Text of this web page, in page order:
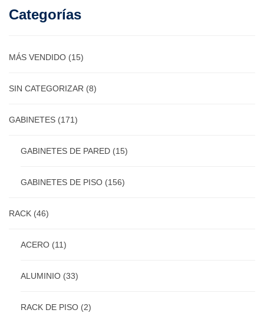
Categorías
MÁS VENDIDO (15)
SIN CATEGORIZAR (8)
GABINETES (171)
GABINETES DE PARED (15)
GABINETES DE PISO (156)
RACK (46)
ACERO (11)
ALUMINIO (33)
RACK DE PISO (2)